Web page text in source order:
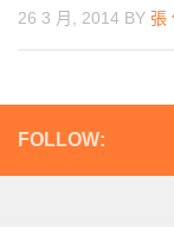
26 3 月, 2014 BY 張
FOLLOW: